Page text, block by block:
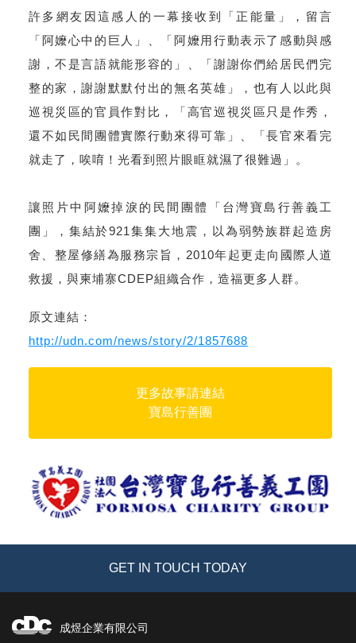
許多網友因這感人的一幕接收到「正能量」，留言
「阿嬤心中的巨人」、「阿嬤用行動表示了感動與感
謝，不是言語就能形容的」、「謝謝你們給居民們完
整的家，謝謝默默付出的無名英雄」，也有人以此與
巡視災區的官員作對比，「高官巡視災區只是作秀，
還不如民間團體實際行動來得可靠」、「長官來看完
就走了，唉唷！光看到照片眼眶就濕了很難過」。
讓照片中阿嬤掉淚的民間團體「台灣寶島行善義工
團」，集結於921集集大地震，以為弱勢族群起造房
舍、整屋修繕為服務宗旨，2010年起更走向國際人道
救援，與柬埔寨CDEP組織合作，造福更多人群。
原文連結：
http://udn.com/news/story/2/1857688
更多故事請連結
寶島行善團
GET IN TOUCH TODAY
成煜企業有限公司